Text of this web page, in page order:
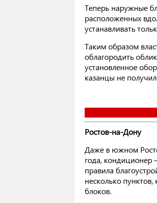
Теперь наружные
расположенных
устанавливать
Таким образом
облагородить
установленное
казанцы не
Ростов-на-Дону
Даже в южном
года, кондиционер
правила
несколько
блоков.